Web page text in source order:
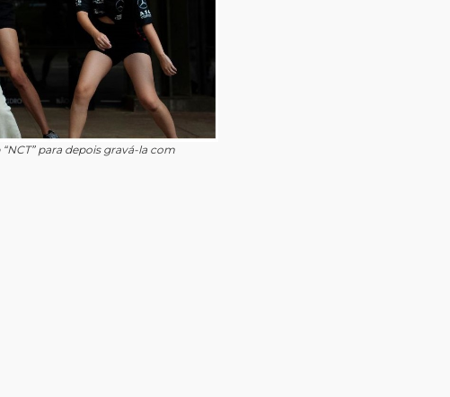
para depois gravá-la com